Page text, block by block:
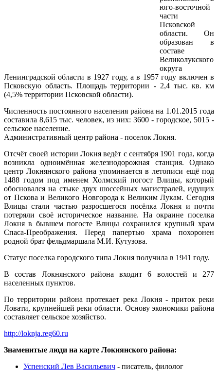
юго-восточной
части
Псковской
области. Он
образован в
составе
Великолукского
округа
Ленинградской области в 1927 году, а в 1957 году включен в
Псковскую область. Площадь территории - 2,4 тыс. кв. км
(4,5% территории Псковской области).
Численность постоянного населения района на 1.01.2015 года
составила 8,615 тыс. человек, из них: 3600 - городское, 5015 -
сельское население.
Административный центр района - поселок Локня.
Отсчёт своей истории Локня ведёт с сентября 1901 года, когда
возникла одноимённая железнодорожная станция. Однако
центрЛокнянского района упоминается в летописи ещё под
1488 годом под именем Холмский погост Влицы, который
обосновался на стыке двух шоссейных магистралей, идущих
от Пскова и Великого Новгорода к Великим Лукам. Сегодня
Влицы стали частью разросшегося посёлка Локня и почти
потеряли своё историческое название. На окраине поселка
Локня в бывшем погостеВлицы сохранился крупный храм
Спаса-Преображения. Перед папертью храма похоронен
родной брат фельдмаршала М.И. Кутузова.
Статус поселка городского типа Локня получила в 1941 году.
В состав Локнянскогорайона входит 6 волостей и 277
населенных пунктов.
По территории района протекает река Локня - приток реки
Ловати, крупнейшей реки области. Основу экономики района
составляет сельское хозяйство.
http://loknja.reg60.ru
Знаменитые люди на карте Локнянского района:
Успенский Лев Васильевич - писатель, филолог